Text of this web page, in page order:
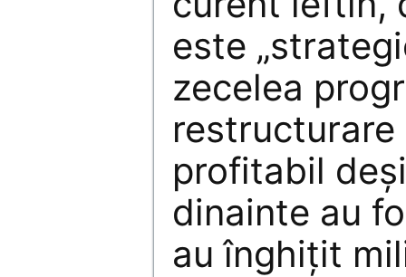
este
zecelea
profitabil
dinainte au
au înghiţit